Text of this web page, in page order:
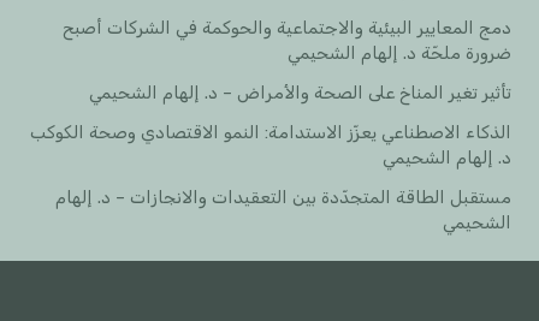
دمج المعايير البيئية والاجتماعية والحوكمة في الشركات أصبح
ضرورة ملحّة د. إلهام الشحيمي
تأثير تغير المناخ على الصحة والأمراض – د. إلهام الشحيمي
الذكاء الاصطناعي يعزّز الاستدامة: النمو الاقتصادي وصحة الكوكب
د. إلهام الشحيمي
مستقبل الطاقة المتجدّدة بين التعقيدات والانجازات – د. إلهام
الشحيمي